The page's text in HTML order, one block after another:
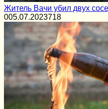
Житель Вачи убил двух
005.07.2023718